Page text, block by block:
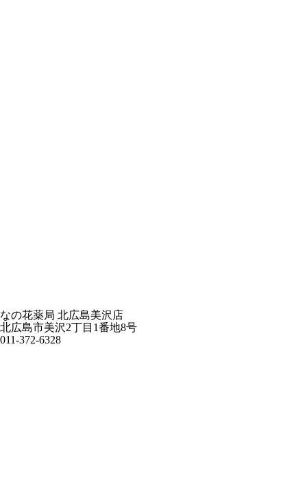
なの花薬局 北広島美沢店
北広島市美沢2丁目1番地8号
011-372-6328